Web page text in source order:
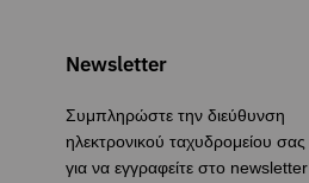
Newsletter
Συμπληρώστε την διεύθυνση
ηλεκτρονικού ταχυδρομείου σας
για να εγγραφείτε στο newsletter